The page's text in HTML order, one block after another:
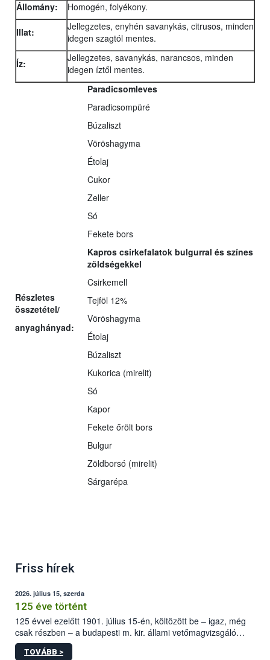
Állomány:
Homogén, folyékony.
Illat:
Jellegzetes, enyhén savanykás, citrusos, minden
idegen szagtól mentes.
Íz:
Jellegzetes, savanykás, narancsos, minden
idegen íztől mentes.
Részletes
összetétel/
anyaghányad:
Paradicsomleves
Paradicsompüré
Búzaliszt
Vöröshagyma
Étolaj
Cukor
Zeller
Só
Fekete bors
Kapros csirkefalatok bulgurral és színes
zöldségekkel
Csirkemell
Tejföl 12%
Vöröshagyma
Étolaj
Búzaliszt
Kukorica (mirelit)
Só
Kapor
Fekete őrölt bors
Bulgur
Zöldborsó (mirelit)
Sárgarépa
Friss hírek
2026. július 15, szerda
125 éve történt
125 évvel ezelőtt 1901. július 15-én, költözött be – igaz, még
csak részben – a budapesti m. kir. állami vetőmagvizsgáló
állomás a Kis Rókus utca 15. szám alatti, Czigler Győző által
tervezett új épületébe.
TOVÁBB >